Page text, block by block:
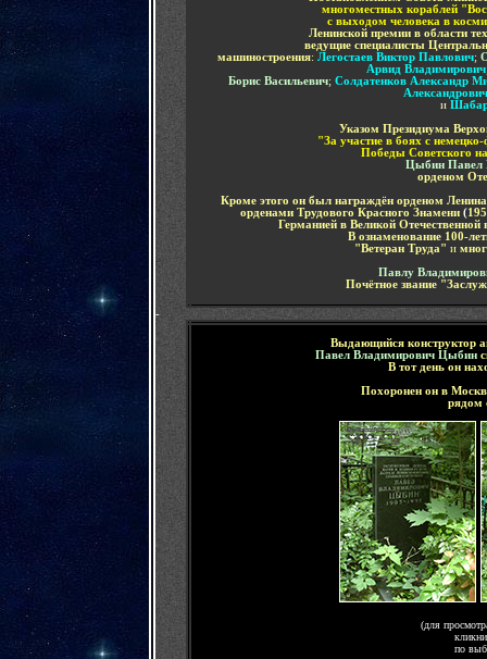
многоместных кораблей
с выходом человека в
Ленинской премии в области
ведущие специалисты
машиностроения: Легостаев Виктор Павлович;
Арвид Владимирович
Борис Васильевич; Солдатенков Александр
Александрович
и
Указом Президиума
"За участие в боях с
Победы Советского
Цыбин Павел
орденом
Кроме этого он был награждён орденом
орденами Трудового Красного Знамени (
Германией в Великой
В ознаменование 100-
"Ветеран Труда" и
Павлу
Почётное звание
-
Выдающийся конструктор
Павел Владимирович Цыбин
В тот день он
Похоронен он в
рядом
(для
по